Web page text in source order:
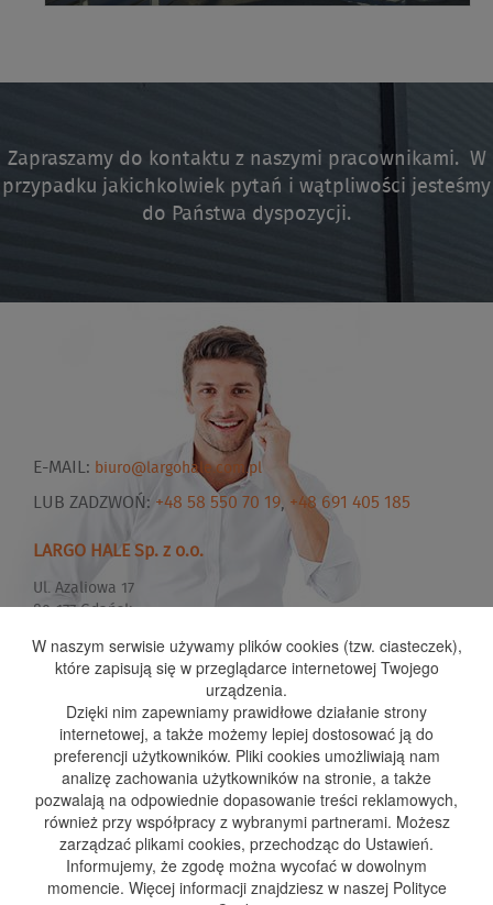
Zapraszamy do kontaktu z naszymi pracownikami. W
przypadku jakichkolwiek pytań i wątpliwości jesteśmy
do Państwa dyspozycji.
E-MAIL: biuro@largohale.com.pl
LUB ZADZWOŃ: +48 58 550 70 19 +48 691 405 185
LARGO HALE Sp. z o.o.
Ul. Azaliowa 17
80-177 Gdańsk
Strona główna O firmie Oferta realizacje Wyróżnienia BLOG Kontakt
Hale magazynowe – Lębork Hale magazynowe – Olsztyn
Hale stalowe – Bytów hale stalowe bydgoszcz Hale stalowe – Czersk
W naszym serwisie używamy plików cookies (tzw. ciasteczek),
które zapisują się w przeglądarce internetowej Twojego
urządzenia.
Dzięki nim zapewniamy prawidłowe działanie strony
internetowej, a także możemy lepiej dostosować ją do
preferencji użytkowników. Pliki cookies umożliwiają nam
analizę zachowania użytkowników na stronie, a także
pozwalają na odpowiednie dopasowanie treści reklamowych,
również przy współpracy z wybranymi partnerami. Możesz
zarządzać plikami cookies, przechodząc do Ustawień.
Informujemy, że zgodę można wycofać w dowolnym
momencie. Więcej informacji znajdziesz w naszej Polityce